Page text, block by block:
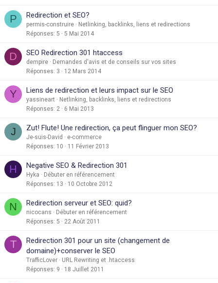
P Redirection et SEO?
permis-construire
Netlinking, backlinks, liens et redirections
Réponses 5 5 Mai 2014
D SEO Redirection 301 htaccess
dempire
Demandes d'avis et de conseils sur vos sites
Réponses 3 12 Mars 2014
Y Liens de redirection et leurs impact sur le SEO
yassineart
Netlinking, backlinks, liens et redirections
Réponses 2 6 Mai 2013
J Zut! Flute! Une redirection, ça peut flinguer mon SEO?
Je-suis-David
e-commerce
Réponses 10 11 Février 2013
H Negative SEO & Redirection 301
Hyka
Débuter en référencement
Réponses 13 10 Octobre 2012
N Redirection serveur et SEO: quid?
nicocans
Débuter en référencement
Réponses 5 22 Août 2011
T
Redirection 301 pour un site (changement de
domaine)+conserver le SEO
TrafficLover
URL Rewriting et .htaccess
Réponses 9 18 Juillet 2011